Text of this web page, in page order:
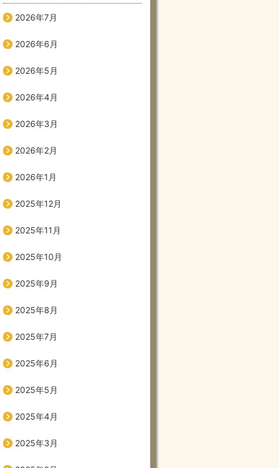
2026年7月
2026年6月
2026年5月
2026年4月
2026年3月
2026年2月
2026年1月
2025年12月
2025年11月
2025年10月
2025年9月
2025年8月
2025年7月
2025年6月
2025年5月
2025年4月
2025年3月